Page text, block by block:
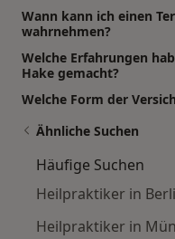
Wann kann ich einen
wahrnehmen?
Welche Erfahrungen
Hake gemacht?
Welche Form der
Ähnliche Suchen
Häufige Suchen
Heilpraktiker in
Heilpraktiker in